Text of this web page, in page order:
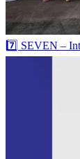
7️⃣ SEVEN –